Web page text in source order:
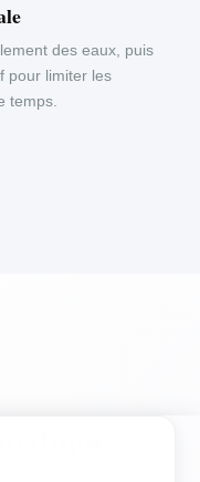
des eaux, puis
pour limiter les
temps.